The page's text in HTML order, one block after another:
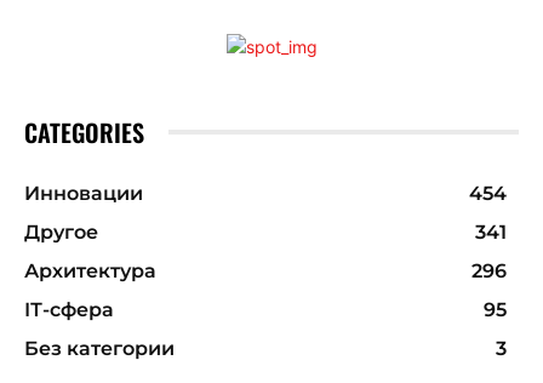
CATEGORIES
Инновации
454
Другое
341
Архитектура
296
ІТ-сфера
95
Без категории
3